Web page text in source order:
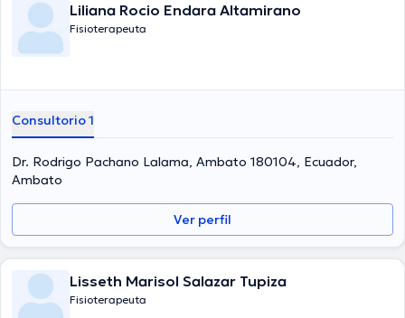
Liliana Rocio Endara Altamirano
Fisioterapeuta
Consultorio 1
Dr. Rodrigo Pachano Lalama, Ambato 180104, Ecuador,
Ambato
Ver perfil
Lisseth Marisol Salazar Tupiza
Fisioterapeuta